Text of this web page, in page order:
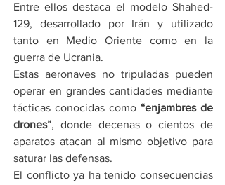
Entre ellos destaca el modelo Shahed-
129, desarrollado por Irán y utilizado
tanto en Medio Oriente como en la
guerra de Ucrania.
Estas aeronaves no tripuladas pueden
operar en grandes cantidades mediante
tácticas conocidas como “enjambres de
drones”, donde decenas o cientos de
aparatos atacan al mismo objetivo para
saturar las defensas.
El conflicto ya ha tenido consecuencias